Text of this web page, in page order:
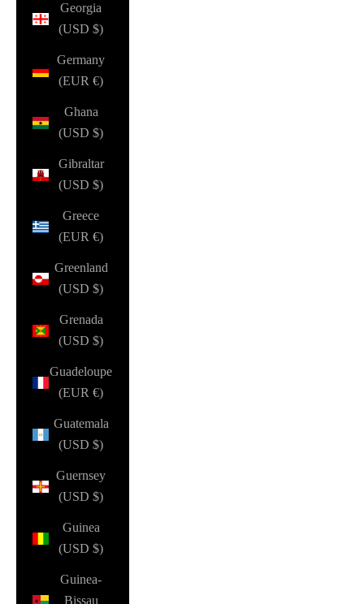
Georgia
(USD $)
Germany
(EUR €)
Ghana
(USD $)
Gibraltar
(USD $)
Greece
(EUR €)
Greenland
(USD $)
Grenada
(USD $)
Guadeloupe
(EUR €)
Guatemala
(USD $)
Guernsey
(USD $)
Guinea
(USD $)
Guinea-
Bissau